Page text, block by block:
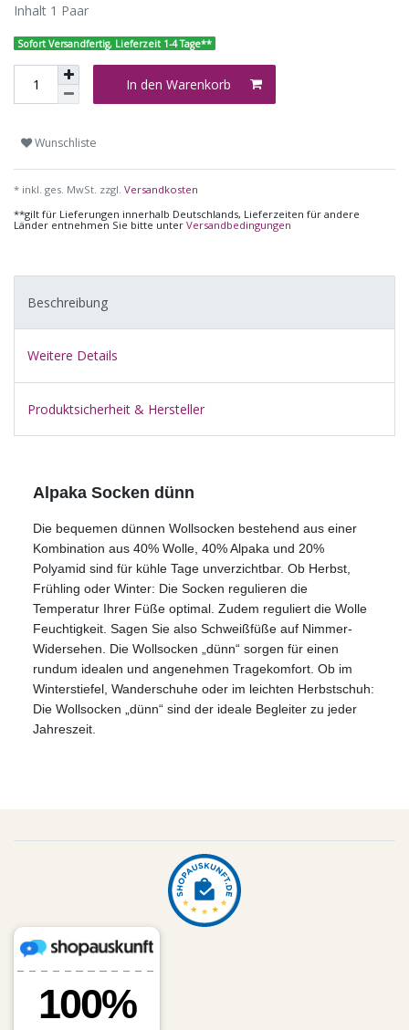
Inhalt 1 Paar
Sofort Versandfertig, Lieferzeit 1-4 Tage**
In den Warenkorb
Wunschliste
* inkl. ges. MwSt. zzgl. Versandkosten
**gilt für Lieferungen innerhalb Deutschlands, Lieferzeiten für andere
Länder entnehmen Sie bitte unter Versandbedingungen
Beschreibung
Weitere Details
Produktsicherheit & Hersteller
Alpaka Socken dünn
Die bequemen dünnen Wollsocken bestehend aus einer
Kombination aus 40% Wolle, 40% Alpaka und 20%
Polyamid sind für kühle Tage unverzichtbar. Ob Herbst,
Frühling oder Winter: Die Socken regulieren die
Temperatur Ihrer Füße optimal. Zudem reguliert die Wolle
Feuchtigkeit. Sagen Sie also Schweißfüße auf Nimmer-
Widersehen. Die Wollsocken „dünn“ sorgen für einen
rundum idealen und angenehmen Tragekomfort. Ob im
Winterstiefel, Wanderschuhe oder im leichten Herbstschuh:
Die Wollsocken „dünn“ sind der ideale Begleiter zu jeder
Jahreszeit.